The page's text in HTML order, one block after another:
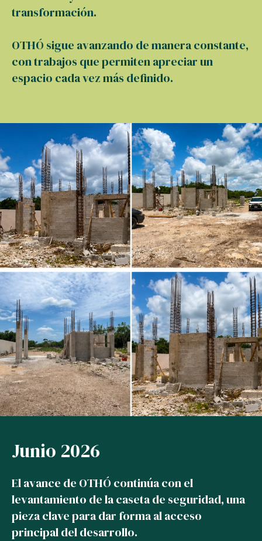
transformación.
OTHÓ sigue avanzando de manera constante,
con trabajos que permiten apreciar un
espacio cada vez más definido.
Junio 2026
El avance de OTHÓ continúa con el
levantamiento de la caseta de seguridad, una
pieza clave para dar forma al acceso
principal del desarrollo.